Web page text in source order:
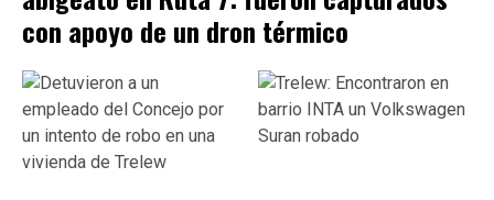
con apoyo de un dron térmico